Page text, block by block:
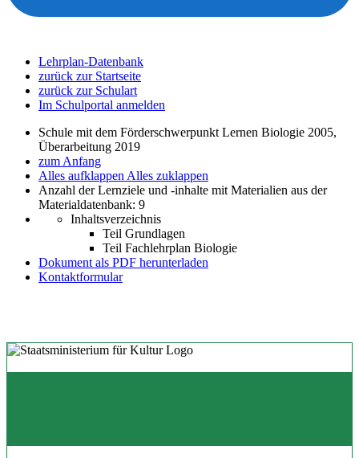
Lehrplan-Datenbank
zurück zur Startseite
zurück zur Schulart
Im Schulportal anmelden
Schule mit dem Förderschwerpunkt Lernen Biologie 2005,
Überarbeitung 2019
zum Anfang
Alles aufklappen Alles zuklappen
Anzahl der Lernziele und -inhalte mit Materialien aus der
Materialdatenbank: 9
Inhaltsverzeichnis
Teil Grundlagen
Teil Fachlehrplan Biologie
Dokument als PDF herunterladen
Kontaktformular